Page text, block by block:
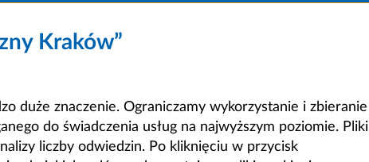
Kraków”
duże znaczenie. Ograniczamy wykorzystanie i zbieranie
do świadczenia usług na najwyższym poziomie. Pliki
liczby odwiedzin. Po kliknięciu w przycisk